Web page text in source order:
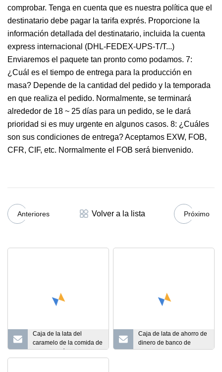
comprobar. Tenga en cuenta que es nuestra política que el
destinatario debe pagar la tarifa exprés. Proporcione la
información detallada del destinatario, incluida la cuenta
express internacional (DHL-FEDEX-UPS-T/T...)
Enviaremos el paquete tan pronto como podamos. 7:
¿Cuál es el tiempo de entrega para la producción en
masa? Depende de la cantidad del pedido y la temporada
en que realiza el pedido. Normalmente, se terminará
alrededor de 18 ~ 25 días para un pedido, se le dará
prioridad si es muy urgente en algunos casos. 8: ¿Cuáles
son sus condiciones de entrega? Aceptamos EXW, FOB,
CFR, CIF, etc. Normalmente el FOB será bienvenido.
Anteriores Volver a la lista Próximo
Caja de la lata del
caramelo de la comida de
la lata del té del metal del
Caja de lata de ahorro de
dinero de banco de
moneda de metal para